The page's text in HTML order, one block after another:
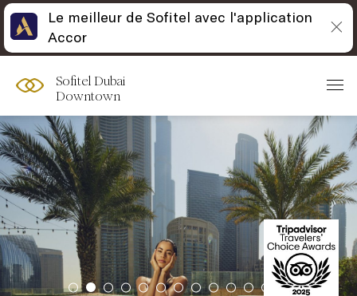
Sofitel Dubai
Downtown
Le meilleur de Sofitel avec l'application
Accor